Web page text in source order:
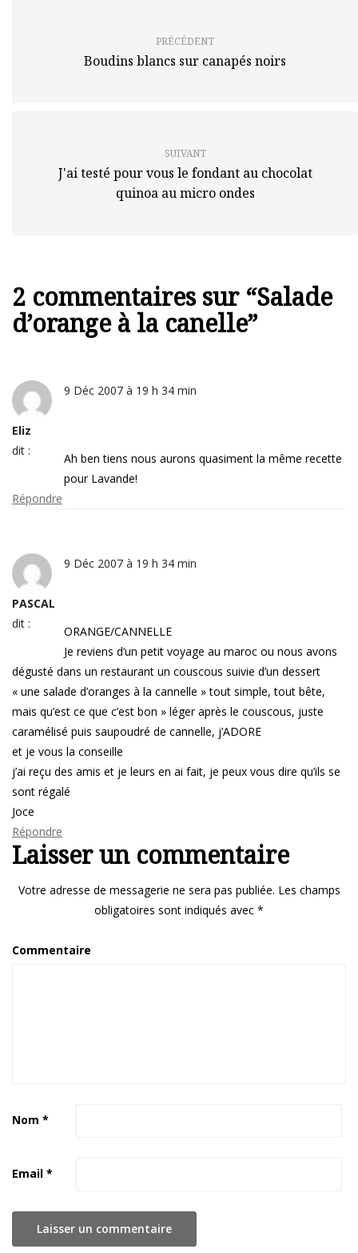
PRÉCÉDENT
Boudins blancs sur canapés noirs
SUIVANT
J'ai testé pour vous le fondant au chocolat
quinoa au micro ondes
2 commentaires sur “Salade
d’orange à la canelle”
Eliz
dit :
9 Déc 2007 à 19 h 34 min
Ah ben tiens nous aurons quasiment la même recette
pour Lavande!
Répondre
PASCAL
dit :
9 Déc 2007 à 19 h 34 min
ORANGE/CANNELLE
Je reviens d’un petit voyage au maroc ou nous avons
dégusté dans un restaurant un couscous suivie d’un dessert
« une salade d’oranges à la cannelle » tout simple, tout bête,
mais qu’est ce que c’est bon » léger après le couscous, juste
caramélisé puis saupoudré de cannelle, j’ADORE
et je vous la conseille
j’ai reçu des amis et je leurs en ai fait, je peux vous dire qu’ils se
sont régalé
Joce
Répondre
Laisser un commentaire
Votre adresse de messagerie ne sera pas publiée. Les champs
obligatoires sont indiqués avec *
Commentaire
Nom *
Email *